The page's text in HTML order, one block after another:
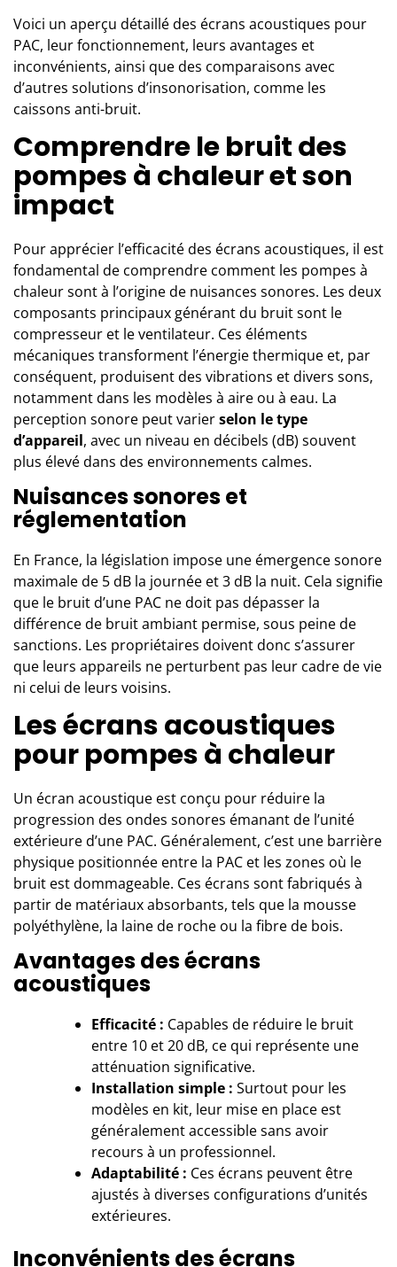
Voici un aperçu détaillé des écrans acoustiques pour
PAC, leur fonctionnement, leurs avantages et
inconvénients, ainsi que des comparaisons avec
d’autres solutions d’insonorisation, comme les
caissons anti-bruit.
Comprendre le bruit des
pompes à chaleur et son
impact
Pour apprécier l’efficacité des écrans acoustiques, il est
fondamental de comprendre comment les pompes à
chaleursont à l’origine de nuisances sonores. Les deux
composants principaux générant du bruit sont le
compresseur et le ventilateur. Ces éléments
mécaniques transforment l’énergie thermique et, par
conséquent, produisent des vibrations et divers sons,
notamment dans les modèles à aire ou à eau. La
perception sonore peut varierselon le type
d’appareil, avec un niveau en décibels (dB) souvent
plus élevé dans des environnements calmes.
Nuisances sonores et
réglementation
En France, la législation impose une émergence sonore
maximale de 5 dB la journée et 3 dB la nuit. Cela signifie
que le bruit d’une PAC ne doit pas dépasser la
différence de bruit ambiant permise, sous peine de
sanctions. Les propriétaires doivent donc s’assurer
que leurs appareils ne perturbent pas leur cadre de vie
ni celui de leurs voisins.
Les écrans acoustiques
pour pompes à chaleur
Un écran acoustique est conçu pour réduire la
progression des ondes sonores émanant de l’unité
extérieure d’une PAC. Généralement, c’est une barrière
physique positionnée entre la PAC et les zones où le
bruit est dommageable. Ces écrans sont fabriqués à
partir de matériaux absorbants, tels que la mousse
polyéthylène, la laine de roche ou la fibre de bois.
Avantages des écrans
acoustiques
Efficacité : Capables de réduire le bruit
entre 10 et 20 dB, ce qui représente une
atténuation significative.
Installation simple : Surtout pour les
modèles en kit, leur mise en place est
généralement accessible sans avoir
recours à un professionnel.
Adaptabilité : Ces écrans peuvent être
ajustés à diverses configurations d’unités
extérieures.
Inconvénients des écrans